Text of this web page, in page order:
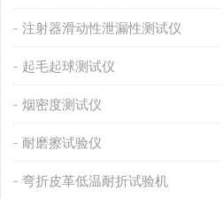
注射器滑动性泄漏性测试仪
起毛起球测试仪
烟密度测试仪
耐磨擦试验仪
弯折皮革低温耐折试验机